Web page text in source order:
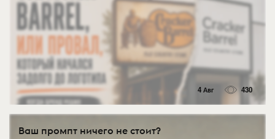
4 Авг 430
Ваш промпт ничего не стоит?